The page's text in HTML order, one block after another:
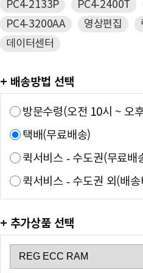
PC4-2133P PC4-2400T
PC4-3200AA
영상편집
데이터센터
+ 배송방법 선택
방문수령(오전 10시 ~ 오
택배(무료배송)
퀵서비스 - 수도권(무료배
퀵서비스 - 수도권 외(배
+ 추가상품 선택